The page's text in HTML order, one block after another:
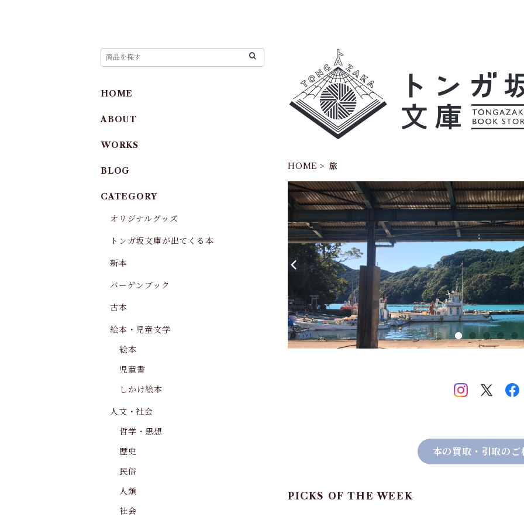
HOME 旅
本の買取・引取のご
PICKS OF THE WEEK
HOME
ABOUT
WORKS
BLOG
CATEGORY
オリジナルグッズ
トンガ坂文庫が出てくる本
新本
バーゲンブック
古本
絵本・児童文学
絵本
児童書
しかけ絵本
人文・社会
哲学・思想
歴史
民俗
人類
社会